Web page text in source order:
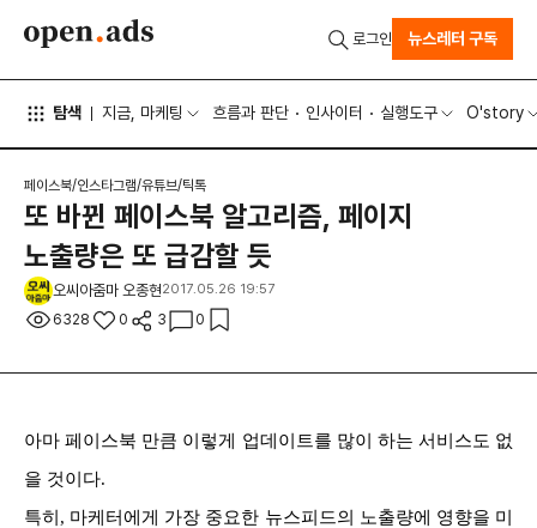
탐색 지금, 마케팅 흐름과 판단 인사이터 실행도구 O'story
로그인 뉴스레터 구독
페이스북/인스타그램/유튜브/틱톡
또 바뀐 페이스북 알고리즘, 페이지
노출량은 또 급감할 듯
오씨아줌마 오종현2017.05.26 19:57
6328 0 3 0
아마 페이스북 만큼 이렇게 업데이트를 많이 하는 서비스도 없
을 것이다.
특히, 마케터에게 가장 중요한 뉴스피드의 노출량에 영향을 미